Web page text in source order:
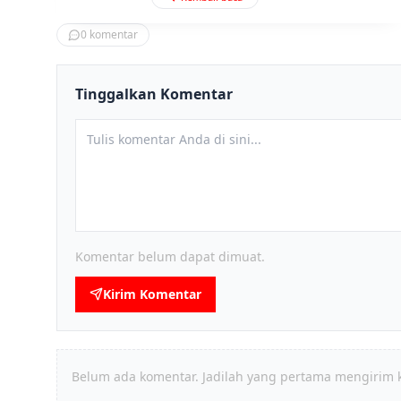
0 komentar
Tinggalkan Komentar
Komentar belum dapat dimuat.
Kirim Komentar
Belum ada komentar. Jadilah yang pertama mengirim